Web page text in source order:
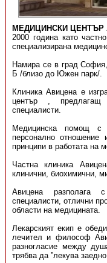
МЕДИЦИНСКИ ЦЕНТЪР
2000 година като
специализирана
Намира се в град
Б /близо до Южен парк/.
Клиника Авицена е
център , предлагащ
специалисти.
Медицинска помощ с
персонално
принципи в работата на
Частна клиника
клинични, биохимични,
Авицена разполага
специалисти, отлични
области на медицината.
Лекарският екип е
лечител и философ
разногласие между
трябва да ”лекува